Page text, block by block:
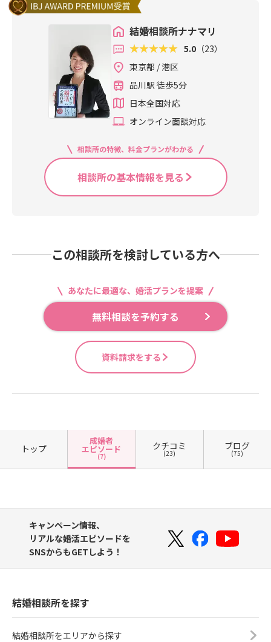
結婚相談所ナナマリ
5.0 （23）
東京都 / 港区
品川駅 徒歩5分
日本全国対応
オンライン面談対応
相談所の特徴、料金プランがわかる
相談所の基本情報を見る
この相談所を検討している方へ
あなたに最適な、婚活プランを提案
無料相談を予約する
資料請求をする
トップ
成婚者
エピソード
(7)
クチコミ
(23)
ブログ
(75)
キャンペーン情報、
リアルな婚活エピソードを
SNSからもGETしよう！
結婚相談所を探す
結婚相談所をエリアから探す